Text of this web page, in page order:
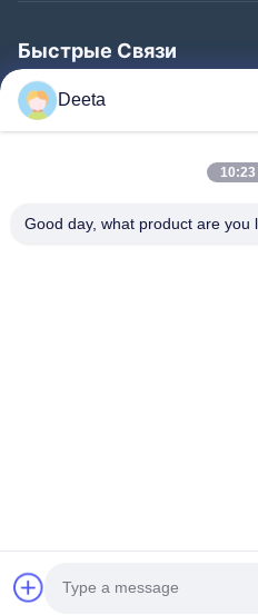
Быстрые Связи
Главная Страница
Продукция
Наша Фабрика
©2026- Chengdu Lambor
Deeta
10:23
Good day, what product are you